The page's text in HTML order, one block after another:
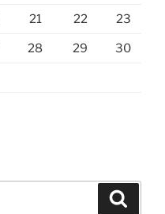
21 22 23
28 29 30